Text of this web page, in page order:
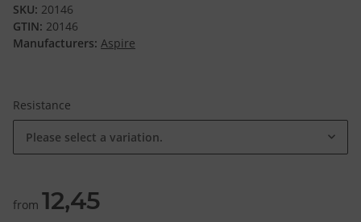
SKU: 20146
GTIN: 20146
Manufacturers: Aspire
Resistance
Please select a variation.
from 12,45